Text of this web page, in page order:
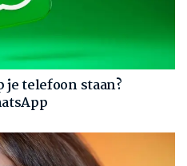
je telefoon staan?